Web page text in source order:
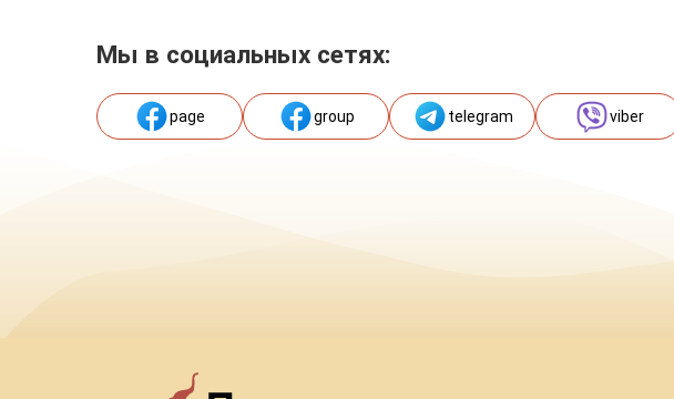
Мы в социальных сетях:
page group telegram viber